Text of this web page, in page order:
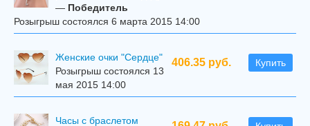
— Победитель
Розыгрыш состоялся 6 марта 2015 14:00
406.35 руб. Купить
Женские очки "Сердце"
Розыгрыш состоялся 13
мая 2015 14:00
Часы с браслетом